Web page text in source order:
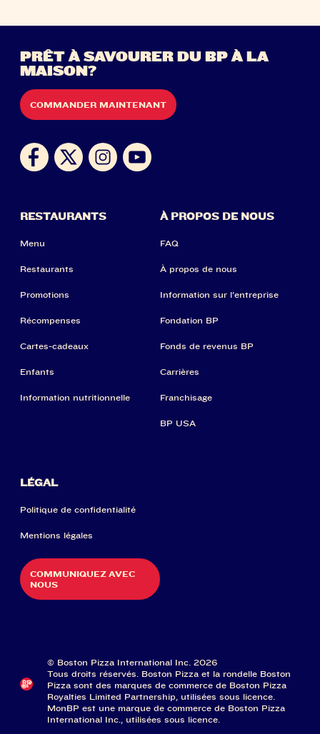
PRÊT À SAVOURER DU BP À LA
MAISON?
COMMANDER MAINTENANT
RESTAURANTS
Menu
Restaurants
Promotions
Récompenses
Cartes-cadeaux
Enfants
Information nutritionnelle
À PROPOS DE NOUS
FAQ
À propos de nous
Information sur l'entreprise
Fondation BP
Fonds de revenus BP
Carrières
Franchisage
BP USA
LÉGAL
Politique de confidentialité
Mentions légales
COMMUNIQUEZ AVEC
NOUS
© Boston Pizza International Inc. 2026
Tous droits réservés. Boston Pizza et la rondelle Boston
Pizza sont des marques de commerce de Boston Pizza
Royalties Limited Partnership, utilisées sous licence.
MonBP est une marque de commerce de Boston Pizza
International Inc., utilisées sous licence.